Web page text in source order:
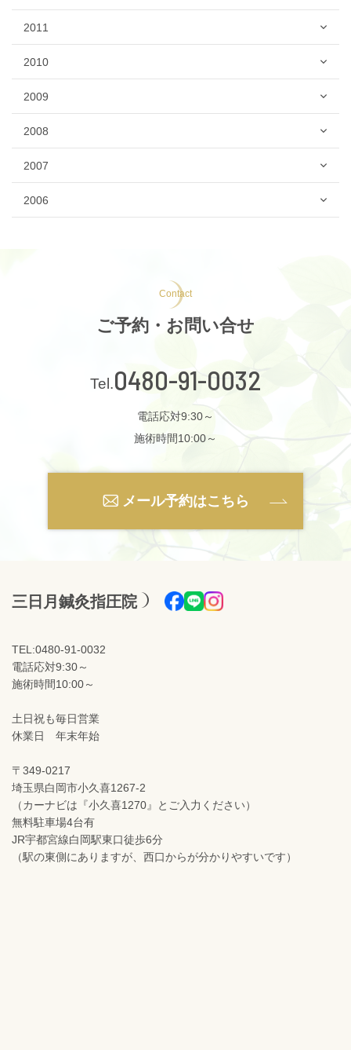
2011
2010
2009
2008
2007
2006
Contact
ご予約・お問い合せ
0480-91-0032
電話応対9:30～
施術時間10:00～
メール予約はこちら
三日月鍼灸指圧院
TEL:0480-91-0032
電話応対9:30～
施術時間10:00～
土日祝も毎日営業
休業日 年末年始
〒349-0217
埼玉県白岡市小久喜1267-2
（カーナビは『小久喜1270』とご入力ください）
無料駐車場4台有
JR宇都宮線白岡駅東口徒歩6分
（駅の東側にありますが、西口からが分かりやすいです）